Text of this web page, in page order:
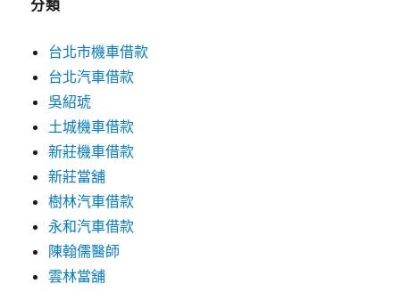
分類
台北市機車借款
台北汽車借款
吳紹琥
土城機車借款
新莊機車借款
新莊當舖
樹林汽車借款
永和汽車借款
陳翰儒醫師
雲林當舖